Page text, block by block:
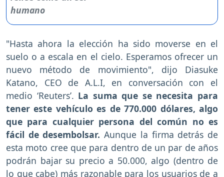
"Hasta ahora la elección ha sido moverse en el
suelo o a escala en el cielo. Esperamos ofrecer un
nuevo método de movimiento", dijo Diasuke
Katano, CEO de A.L.I, en conversación con el
medio ‘Reuters’. La suma que se necesita para
tener este vehículo es de 770.000 dólares, algo
que para cualquier persona del común no es
fácil de desembolsar. Aunque la firma detrás de
esta moto cree que para dentro de un par de años
podrán bajar su precio a 50.000, algo (dentro de
lo que cabe) más razonable para los usuarios de a